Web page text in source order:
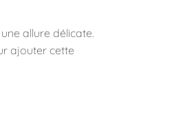
allure délicate.
ajouter cette